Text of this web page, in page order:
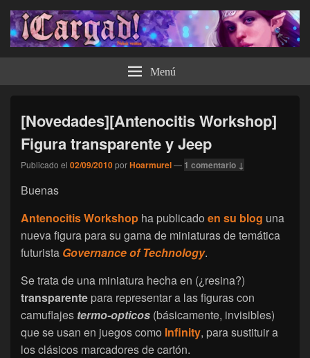
¡Cargad! Menú
[Novedades][Antenocitis Workshop]
Figura transparente y Jeep
Publicado el 02/09/2010porHoarmurel— 1 comentario ↓
Buenas
Antenocitis Workshop ha publicado en su blog una
nueva figura para su gama de miniaturas de temática
futurista Governance of Technology.
Se trata de una miniatura hecha en (¿resina?)
transparente para representar a las figuras con
camuflajes termo-opticos (básicamente, invisibles)
que se usan en juegos como Infinity, para sustituir a
los clásicos marcadores de cartón.